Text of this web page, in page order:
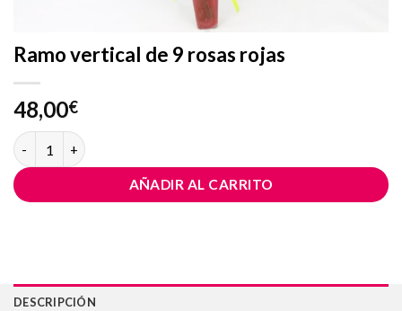
Ramo vertical de 9 rosas rojas
48,00€
Ramo vertical de 9 rosas rojas cantidad
AÑADIR AL CARRITO
DESCRIPCIÓN